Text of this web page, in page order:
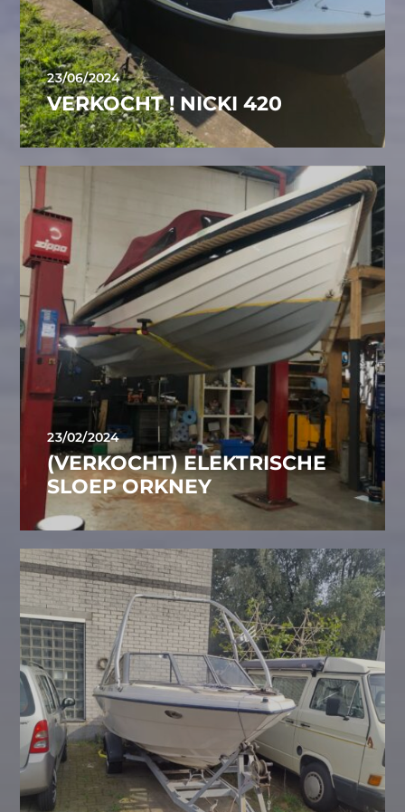
23/06/2024
VERKOCHT ! NICKI 420
23/02/2024
(VERKOCHT) ELEKTRISCHE
SLOEP ORKNEY